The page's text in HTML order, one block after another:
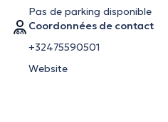
Pas de parking disponible
Coordonnées de contact
+32475590501
Website